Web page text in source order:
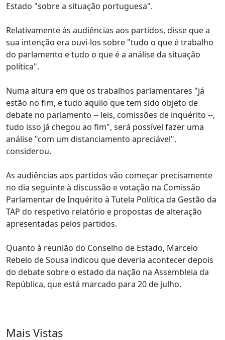
Estado "sobre a situação portuguesa".
Relativamente às audiências aos partidos, disse que a
sua intenção era ouvi-los sobre "tudo o que é trabalho
do parlamento e tudo o que é a análise da situação
política".
Numa altura em que os trabalhos parlamentares "já
estão no fim, e tudo aquilo que tem sido objeto de
debate no parlamento -- leis, comissões de inquérito --,
tudo isso já chegou ao fim", será possível fazer uma
análise "com um distanciamento apreciável",
considerou.
As audiências aos partidos vão começar precisamente
no dia seguinte à discussão e votação na Comissão
Parlamentar de Inquérito à Tutela Política da Gestão da
TAP do respetivo relatório e propostas de alteração
apresentadas pelos partidos.
Quanto à reunião do Conselho de Estado, Marcelo
Rebelo de Sousa indicou que deveria acontecer depois
do debate sobre o estado da nação na Assembleia da
República, que está marcado para 20 de julho.
Mais Vistas